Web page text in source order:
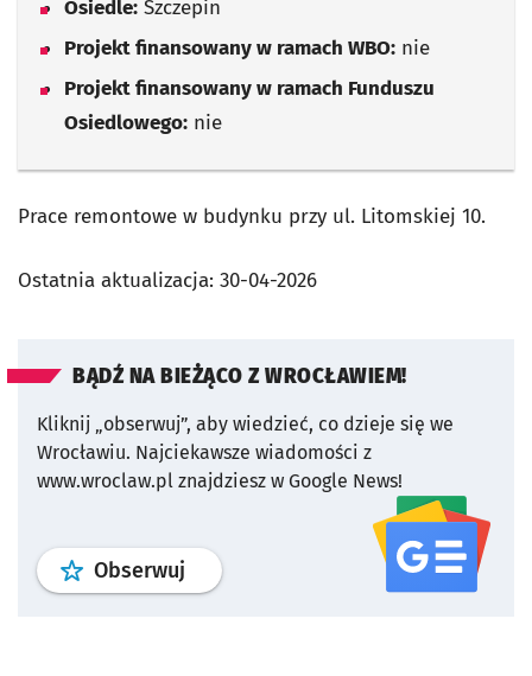
Osiedle: Szczepin
Projekt finansowany w ramach WBO: nie
Projekt finansowany w ramach Funduszu
Osiedlowego: nie
Prace remontowe w budynku przy ul. Litomskiej 10.
Ostatnia aktualizacja: 30-04-2026
BĄDŹ NA BIEŻĄCO Z WROCŁAWIEM!
Kliknij „obserwuj”, aby wiedzieć, co dzieje się we
Wrocławiu. Najciekawsze wiadomości z
www.wroclaw.pl znajdziesz w Google News!
Obserwuj profil serwisu